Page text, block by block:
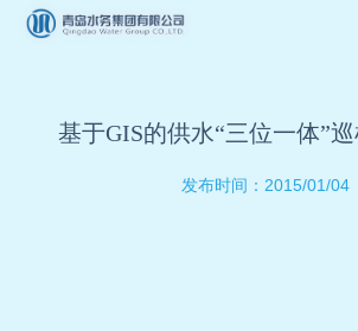
基于GIS的供水“三位一体”
发布时间： 2015/01/04